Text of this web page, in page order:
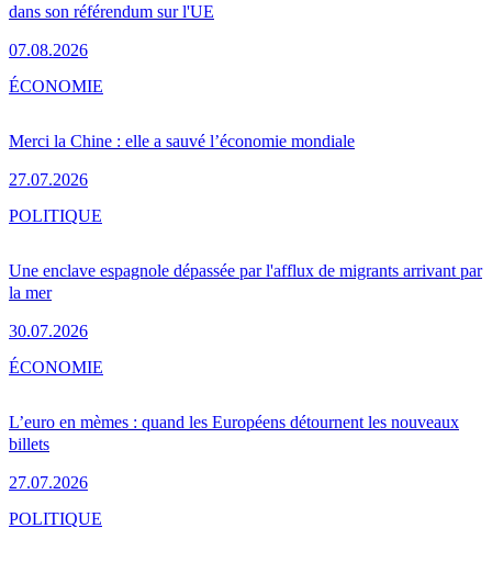
dans son référendum sur l'UE
07.08.2026
Merci la Chine : elle a sauvé l’économie mondiale
27.07.2026
ÉCONOMIE
Une enclave espagnole dépassée par l'afflux de migrants arrivant par
la mer
30.07.2026
POLITIQUE
L’euro en mèmes : quand les Européens détournent les nouveaux
billets
27.07.2026
ÉCONOMIE
POLITIQUE